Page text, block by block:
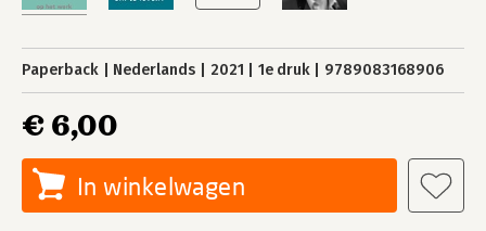
Paperback Nederlands 2021 1e druk 9789083168906
€ 6,00
In winkelwagen